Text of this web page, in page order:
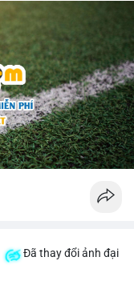
Đã thay đổi ảnh đại